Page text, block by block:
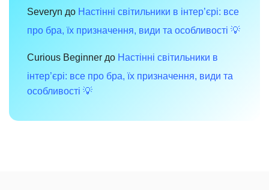
Severyn до Настінні світильники в інтер’єрі: все
про бра, їх призначення, види та особливості 💡
Curious Beginner до Настінні світильники в
інтер’єрі: все про бра, їх призначення, види та
особливості 💡